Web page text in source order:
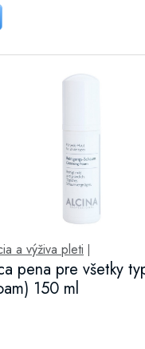
a výživa pleti
pena pre všetky
150 ml